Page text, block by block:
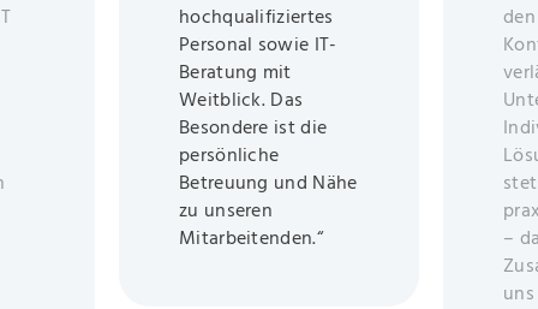
hochqualifiziertes
Personal sowie IT-
Beratung mit
Weitblick. Das
Besondere ist die
persönliche
Betreuung und Nähe
zu unseren
Mitarbeitenden.“
–